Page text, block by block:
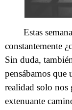
Estas
constantemente
Sin duda,
pensábamos que
realidad solo nos
extenuante